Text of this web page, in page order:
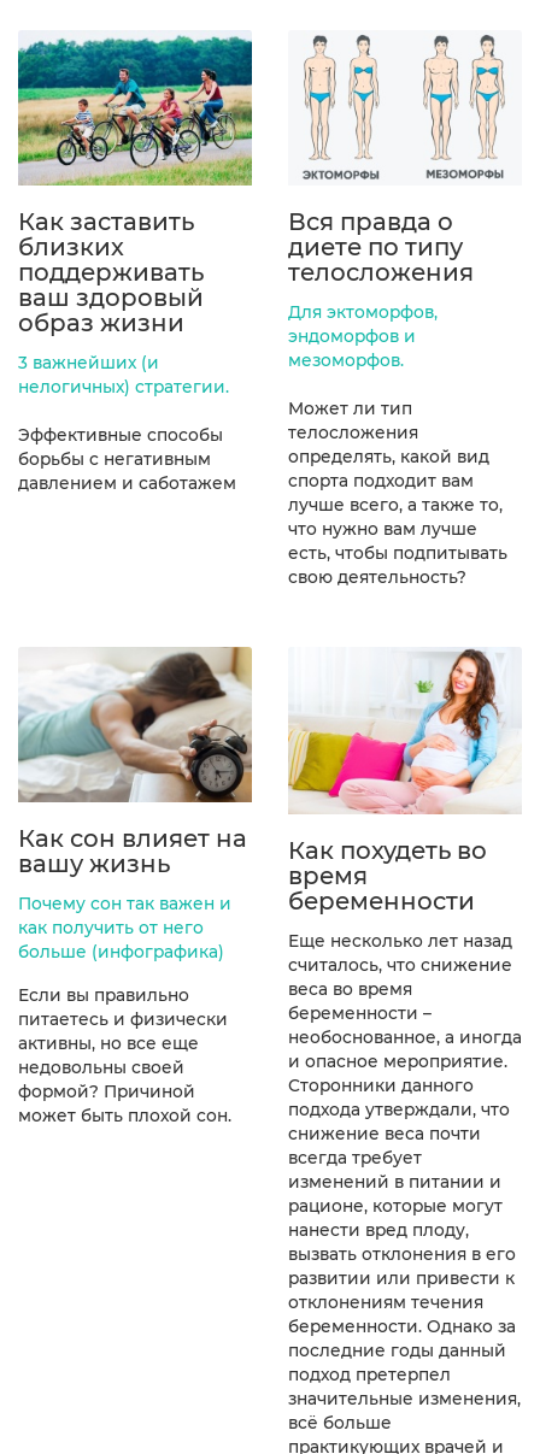
Как заставить
близких
поддерживать
ваш здоровый
образ жизни
3 важнейших (и
нелогичных) стратегии.
Эффективные способы
борьбы с негативным
давлением и саботажем
Вся правда о
диете по типу
телосложения
Для эктоморфов,
эндоморфов и
мезоморфов.
Может ли тип
телосложения
определять, какой вид
спорта подходит вам
лучше всего, а также то,
что нужно вам лучше
есть, чтобы подпитывать
свою деятельность?
Как сон влияет на
вашу жизнь
Почему сон так важен и
как получить от него
больше (инфографика)
Если вы правильно
питаетесь и физически
активны, но все еще
недовольны своей
формой? Причиной
может быть плохой сон.
Как похудеть во
время
беременности
Еще несколько лет назад
считалось, что снижение
веса во время
беременности –
необоснованное, а иногда
и опасное мероприятие.
Сторонники данного
подхода утверждали, что
снижение веса почти
всегда требует
изменений в питании и
рационе, которые могут
нанести вред плоду,
вызвать отклонения в его
развитии или привести к
отклонениям течения
беременности. Однако за
последние годы данный
подход претерпел
значительные изменения,
всё больше
практикующих врачей и